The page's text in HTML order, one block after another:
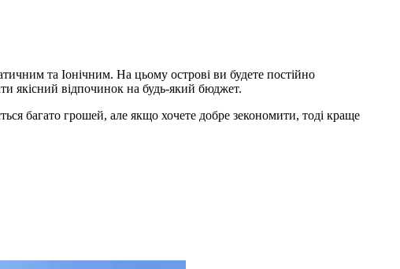
та Іонічним. На цьому острові ви будете постійно
якісний відпочинок на будь-який бюджет.
багато грошей, але якщо хочете добре зекономити, тоді краще